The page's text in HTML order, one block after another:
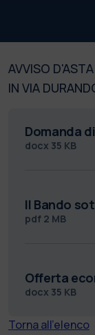
AVVISO
IN VIA
Domanda
docx 35 KB
II Bando
pdf 2 MB
Offerta
docx 35 KB
Torna all'elenco